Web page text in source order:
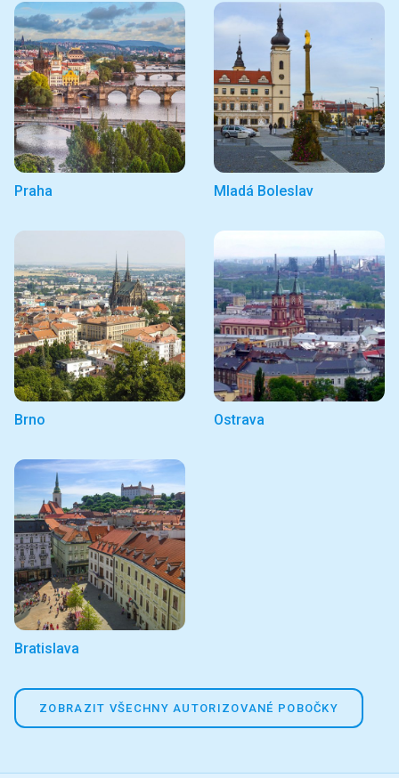
Praha Mladá Boleslav
Brno Ostrava
Bratislava
ZOBRAZIT VŠECHNY AUTORIZOVANÉ POBOČKY